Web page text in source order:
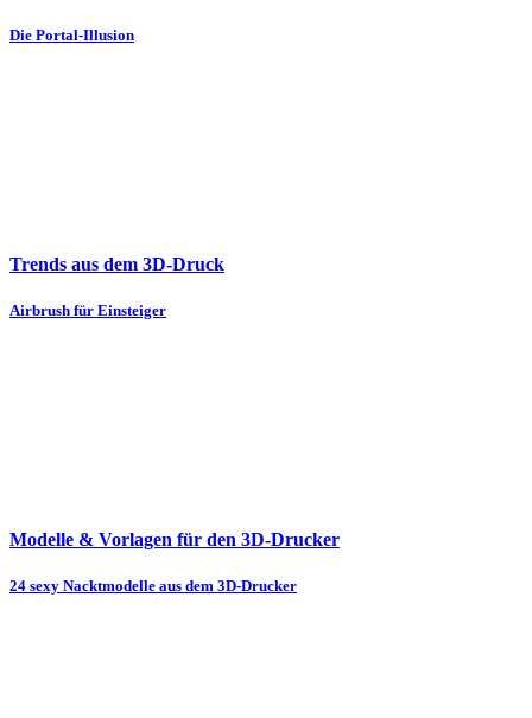
Die Portal-Illusion
Trends aus dem 3D-Druck
Airbrush für Einsteiger
Modelle & Vorlagen für den 3D-Drucker
24 sexy Nacktmodelle aus dem 3D-Drucker